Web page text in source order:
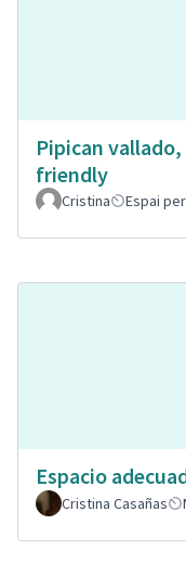
Pipican
friendly
Cristina
Espai
Espacio
Cristina Casañas